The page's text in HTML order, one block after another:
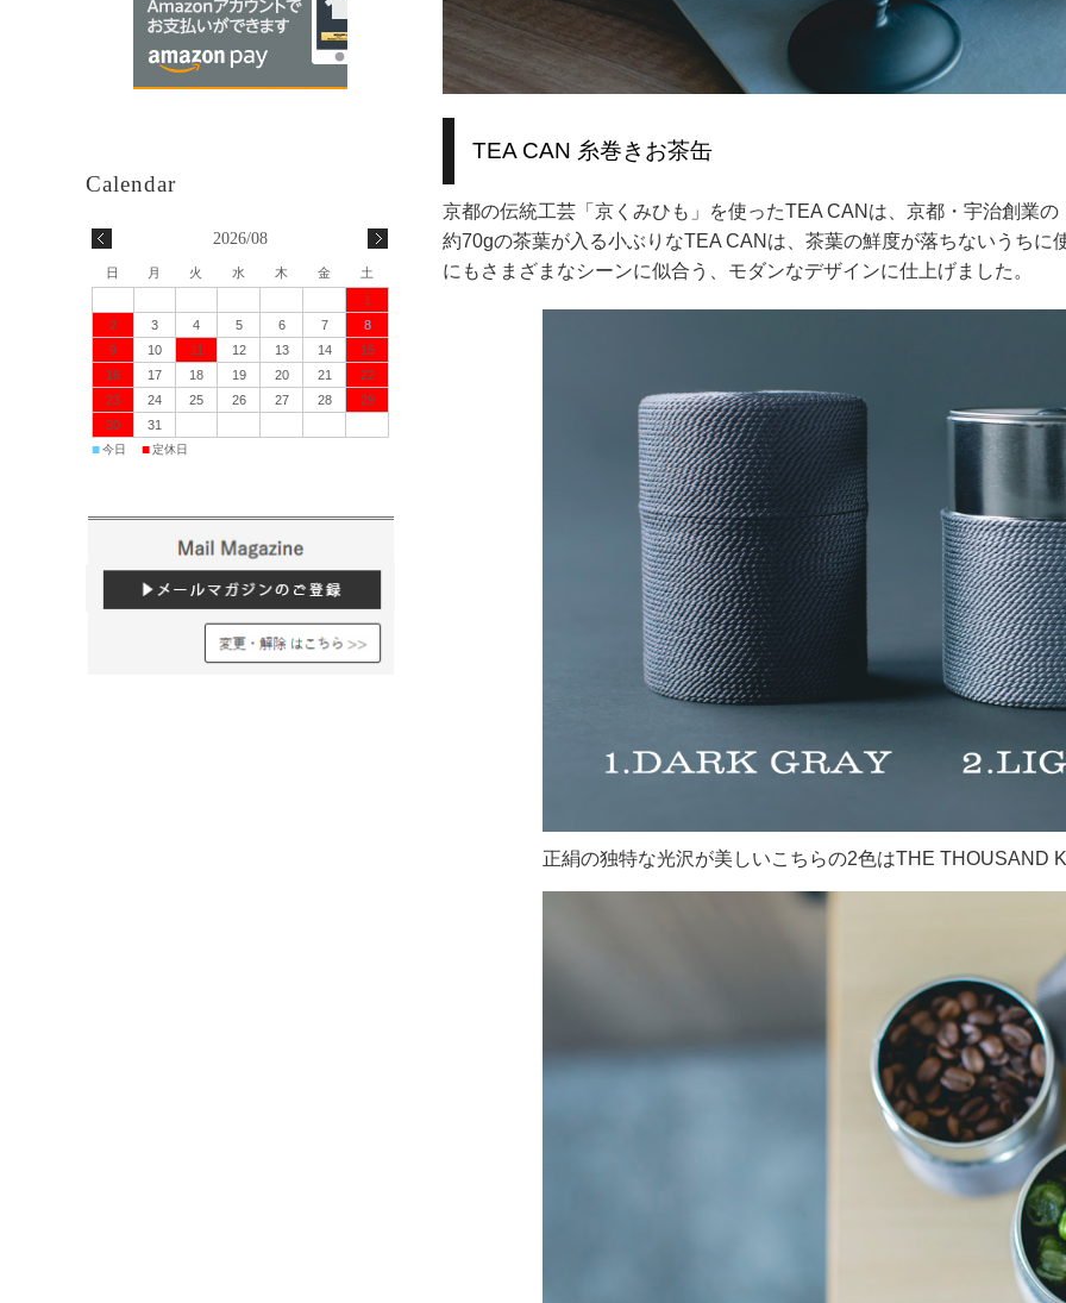
TEA CAN 糸巻きお茶缶
京都の伝統工芸「京くみひも」を使ったTEA CANは、京都・宇治創業
約70gの茶葉が入る小ぶりなTEA CANは、茶葉の鮮度が落ちないうち
にもさまざまなシーンに似合う、モダンなデザインに仕上げました。
正絹の独特な光沢が美しいこちらの2色はTHE THOUSAND
2026/08
日 月 火 水 木 金
土
1
2
3 4 5 6 7
8
9
10 11 12 13 14
15
16
17 18 19 20 21
22
23
24 25 26 27 28
29
30
31
■今日 ■定休日